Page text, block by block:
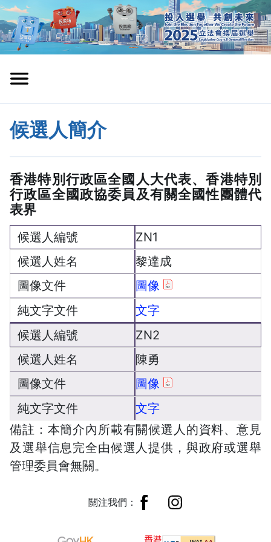
候選人簡介
香港特別行政區全國人大代表、香港特別
行政區全國政協委員及有關全國性團體代
表界
ZN1
黎達成
圖像
文字
ZN2
陳勇
圖像
文字
備註：本簡介內所載有關候選人的資料、意見
及選舉信息完全由候選人提供，與政府或選舉
管理委員會無關。
關注我們：